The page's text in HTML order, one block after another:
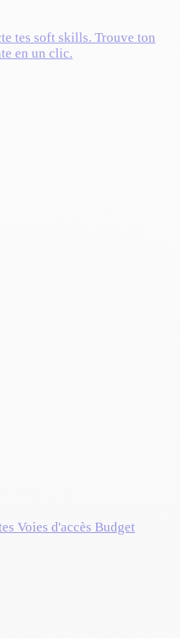
tes soft skills. Trouve ton
en un clic.
Voies d'accès Budget